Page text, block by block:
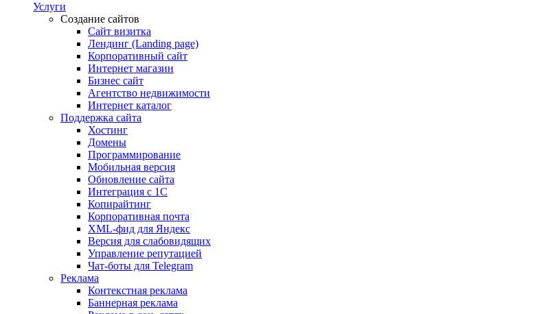
Услуги
Создание сайтов
Сайт визитка
Лендинг (Landing page)
Корпоративный сайт
Интернет магазин
Бизнес сайт
Агентство недвижимости
Интернет каталог
Поддержка сайта
Хостинг
Домены
Программирование
Мобильная версия
Обновление сайта
Интеграция с 1С
Копирайтинг
Корпоративная почта
XML-фид для Яндекс
Версия для слабовидящих
Управление репутацией
Чат-боты для Telegram
Реклама
Контекстная реклама
Баннерная реклама